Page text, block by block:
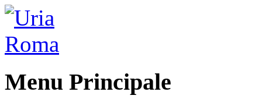
Menu Principale